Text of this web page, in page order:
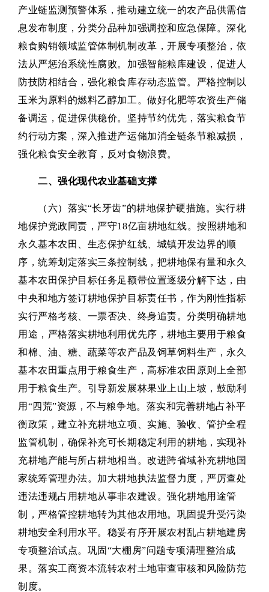
产业链监测预警体系，推动建立统一的农产品供需信
息发布制度，分类分品种加强调控和应急保障。深化
粮食购销领域监管体制机制改革，开展专项整治，依
法从严惩治系统性腐败。加强智能粮库建设，促进人
防技防相结合，强化粮食库存动态监管。严格控制以
玉米为原料的燃料乙醇加工。做好化肥等农资生产储
备调运，促进保供稳价。坚持节约优先，落实粮食节
约行动方案，深入推进产运储加消全链条节粮减损，
强化粮食安全教育，反对食物浪费。
二、强化现代农业基础支撑
（六）落实“长牙齿”的耕地保护硬措施。实行耕
地保护党政同责，严守18亿亩耕地红线。按照耕地和
永久基本农田、生态保护红线、城镇开发边界的顺
序，统筹划定落实三条控制线，把耕地保有量和永久
基本农田保护目标任务足额带位置逐级分解下达，由
中央和地方签订耕地保护目标责任书，作为刚性指标
实行严格考核、一票否决、终身追责。分类明确耕地
用途，严格落实耕地利用优先序，耕地主要用于粮食
和棉、油、糖、蔬菜等农产品及饲草饲料生产，永久
基本农田重点用于粮食生产，高标准农田原则上全部
用于粮食生产。引导新发展林果业上山上坡，鼓励利
用“四荒”资源，不与粮争地。落实和完善耕地占补平
衡政策，建立补充耕地立项、实施、验收、管护全程
监管机制，确保补充可长期稳定利用的耕地，实现补
充耕地产能与所占耕地相当。改进跨省域补充耕地国
家统筹管理办法。加大耕地执法监督力度，严厉查处
违法违规占用耕地从事非农建设。强化耕地用途管
制，严格管控耕地转为其他农用地。巩固提升受污染
耕地安全利用水平。稳妥有序开展农村乱占耕地建房
专项整治试点。巩固“大棚房”问题专项清理整治成
果。落实工商资本流转农村土地审查审核和风险防范
制度。